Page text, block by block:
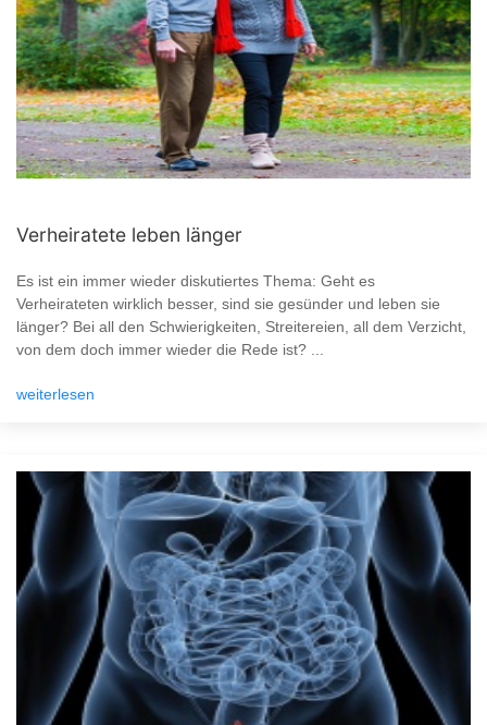
Verheiratete leben länger
Es ist ein immer wieder diskutiertes Thema: Geht es
Verheirateten wirklich besser, sind sie gesünder und leben sie
länger? Bei all den Schwierigkeiten, Streitereien, all dem Verzicht,
von dem doch immer wieder die Rede ist? ...
weiterlesen